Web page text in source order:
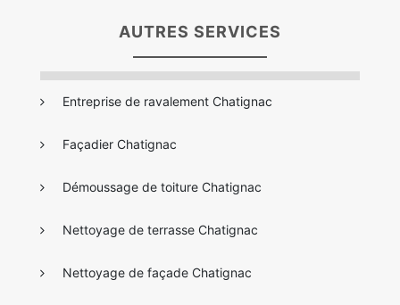
AUTRES SERVICES
Entreprise de ravalement Chatignac
Façadier Chatignac
Démoussage de toiture Chatignac
Nettoyage de terrasse Chatignac
Nettoyage de façade Chatignac